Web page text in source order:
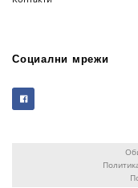
Социални мрежи